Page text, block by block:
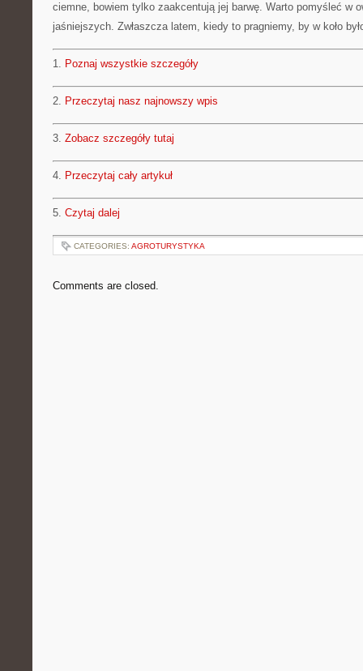
ciemne, bowiem tylko zaakcentują jej barwę. Warto pomyśleć w
jaśniejszych. Zwłaszcza latem, kiedy to pragniemy, by w koło
1. Poznaj wszystkie szczegóły
2. Przeczytaj nasz najnowszy wpis
3. Zobacz szczegóły tutaj
4. Przeczytaj cały artykuł
5. Czytaj dalej
CATEGORIES: AGROTURYSTYKA
Comments are closed.